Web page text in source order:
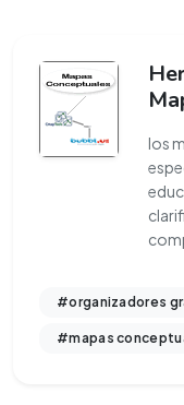
los
#organizadores
#mapas